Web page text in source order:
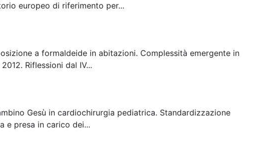
europeo di riferimento per...
a formaldeide in abitazioni. Complessità emergente in
Riflessioni dal IV...
Gesù in cardiochirurgia pediatrica. Standardizzazione
e presa in carico dei...